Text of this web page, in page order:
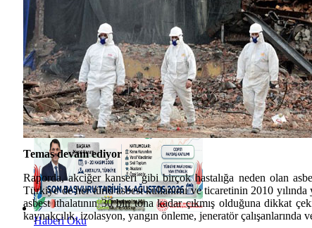
Haberi Oku
Haberi Oku
Temas devam ediyor
Raporda, akciğer kanseri gibi birçok hastalığa neden olan
Türkiye’de her türlü asbest kullanımı ve ticaretinin 2010
asbest ithalatının 30 bin tona kadar çıkmış olduğuna dikkat
kaynakçılık, izolasyon, yangın önleme, jeneratör çalışanlarında